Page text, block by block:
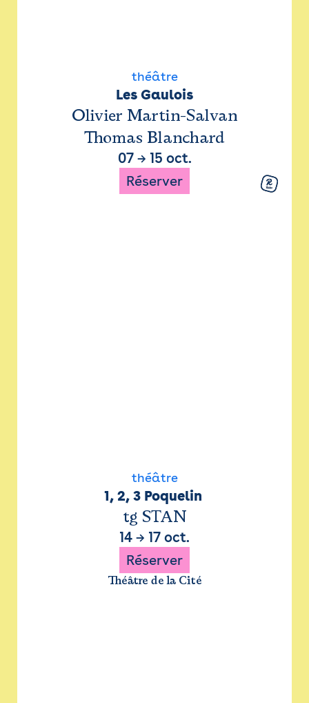
théâtre
Les Gaulois
Olivier Martin-Salvan
Thomas Blanchard
07→ 15 oct.
Réserver
théâtre
1, 2, 3 Poquelin
tg STAN
14 → 17 oct.
Réserver
Théâtre de la Cité